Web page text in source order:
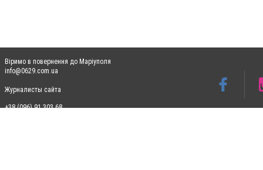
Віримо в повернення до Маріуполя
info@0629.com.ua
Журналисты сайта
+38 (096) 91 303 68